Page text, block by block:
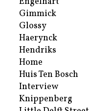
Gimmick
Glossy
Haerynck
Hendriks
Home
Huis Ten Bosch
Interview
Knippenberg